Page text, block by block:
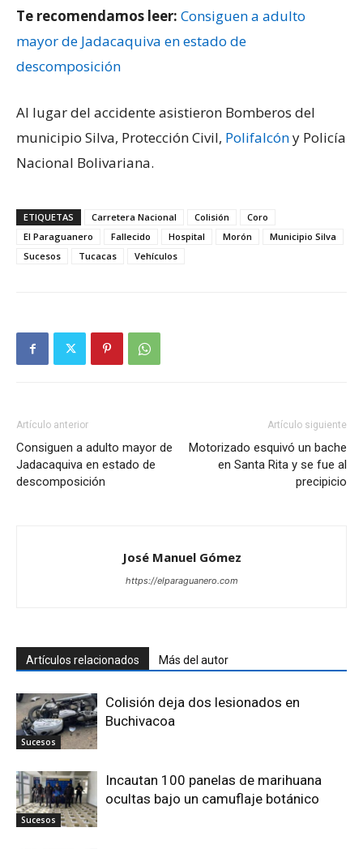
Te recomendamos leer: Consiguen a adulto
mayor de Jadacaquiva en estado de
descomposición
Al lugar del accidente asistieron Bomberos del
municipio Silva, Protección Civil, Polifalcóny Policía
Nacional Bolivariana.
ETIQUETAS Carretera Nacional Colisión
Coro
El Paraguanero
Fallecido Hospital Morón
Municipio Silva
Sucesos
Tucacas Vehículos
Artículo anterior
Consiguen a adulto mayor de
Jadacaquiva en estado de
descomposición
Artículo siguiente
Motorizado esquivó un bache
en Santa Rita y se fue al
precipicio
José Manuel Gómez
https://elparaguanero.com
Artículos relacionados Más del autor
Sucesos
Colisión deja dos lesionados en
Buchivacoa
Sucesos
Incautan 100 panelas de marihuana
ocultas bajo un camuflaje botánico